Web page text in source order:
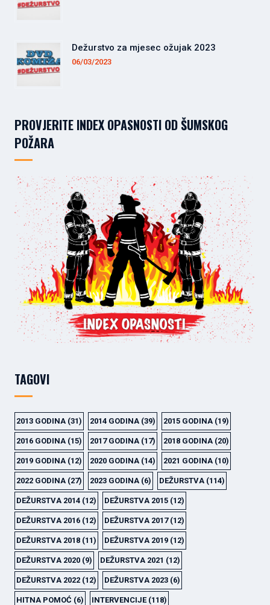
Dežurstvo za mjesec ožujak 2023
06/03/2023
PROVJERITE INDEX OPASNOSTI OD ŠUMSKOG
POŽARA
TAGOVI
2013 GODINA (31) 2014 GODINA (39) 2015 GODINA (19)
2016 GODINA (15) 2017 GODINA (17) 2018 GODINA (20)
2019 GODINA (12) 2020 GODINA (14) 2021 GODINA (10)
2022 GODINA (27) 2023 GODINA (6) DEŽURSTVA (114)
DEŽURSTVA 2014 (12) DEŽURSTVA 2015 (12)
DEŽURSTVA 2016 (12) DEŽURSTVA 2017(12)
DEŽURSTVA 2018 (11) DEŽURSTVA 2019 (12)
DEŽURSTVA 2020 (9) DEŽURSTVA 2021 (12)
DEŽURSTVA 2022 (12) DEŽURSTVA 2023 (6)
HITNA POMOĆ (6) INTERVENCIJE(118)